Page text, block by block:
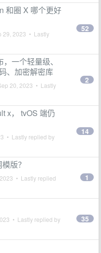
和圈 X 哪个更好
29, 2023 • Lastly
52
一个轻量级、
、加密解密库
20, 2023 • Lastly
2
x， tvOS 端仍
• Lastly replied by
14
版？
• Lastly replied
1
• Lastly replied by 35